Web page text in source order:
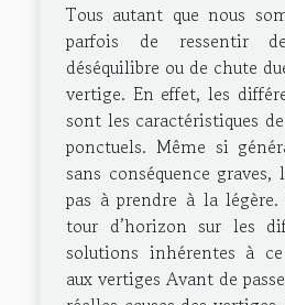
Tous autant que nous
parfois de ressentir
déséquilibre ou de chute
vertige. En effet, les
sont les caractéristiques
ponctuels. Même si
sans conséquence
pas à prendre à la
tour d’horizon sur les
solutions inhérentes à
aux vertiges Avant de